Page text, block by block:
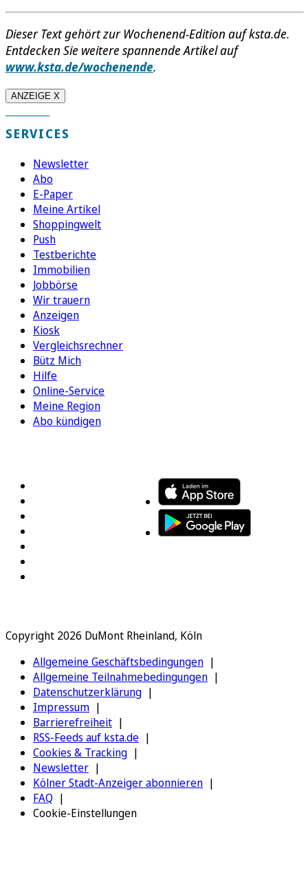
Dieser Text gehört zur Wochenend-Edition auf ksta.de.
Entdecken Sie weitere spannende Artikel auf
www.ksta.de/wochenende.
ANZEIGE X
SERVICES
Newsletter
Abo
E-Paper
Meine Artikel
Shoppingwelt
Push
Testberichte
Immobilien
Jobbörse
Wir trauern
Anzeigen
Kiosk
Vergleichsrechner
Bütz Mich
Hilfe
Online-Service
Meine Region
Abo kündigen
Copyright 2026 DuMont Rheinland, Köln
Allgemeine Geschäftsbedingungen
Allgemeine Teilnahmebedingungen
Datenschutzerklärung
Impressum
Barrierefreiheit
RSS-Feeds auf ksta.de
Cookies & Tracking
Newsletter
Kölner Stadt-Anzeiger abonnieren
FAQ
Cookie-Einstellungen